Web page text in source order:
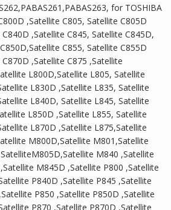
for TOSHIBA
,Satellite C805, Satellite C805D
,Satellite C845, Satellite C845D,
C855, Satellite C855D
,Satellite C875 ,Satellite
L800D,Satellite L805, Satellite
L830D ,Satellite L835, Satellite
L840D, Satellite L845, Satellite
L850D ,Satellite L855, Satellite
L870D ,Satellite L875,Satellite
M800D,Satellite M801,Satellite
M840 ,Satellite
M845D ,Satellite P800 ,Satellite
P840D ,Satellite P845 ,Satellite
P850 ,Satellite P850D ,Satellite
P870 ,Satellite P870D ,Satellite